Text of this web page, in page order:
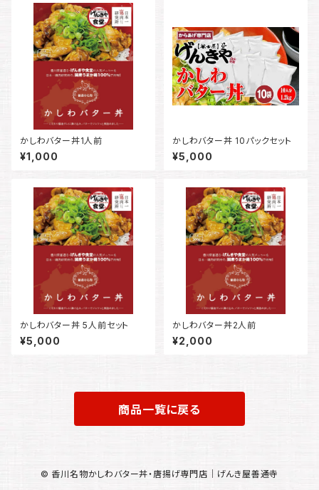
かしわバター丼1人前
¥1,000
かしわバター丼 10パックセット
¥5,000
かしわバター丼 5人前セット
¥5,000
かしわバター丼2人前
¥2,000
商品一覧に戻る
© 香川名物かしわバター丼・唐揚げ専門店｜げんき屋善通寺